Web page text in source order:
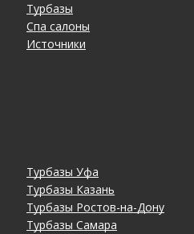
Турбазы
Спа салоны
Источники
Турбазы Уфа
Турбазы Казань
Турбазы Ростов-на-Дону
Турбазы Самара